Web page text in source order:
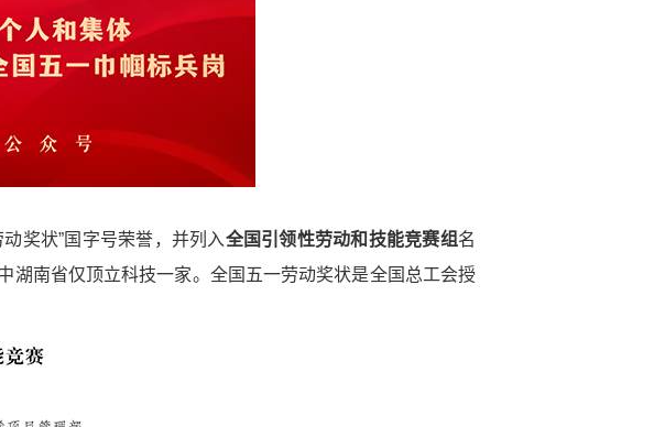
奖状”国字号荣誉，并列入全国引领性劳动和技能竞赛组 名
湖南省仅顶立科技一家。全国五一劳动奖状是全国总工会授